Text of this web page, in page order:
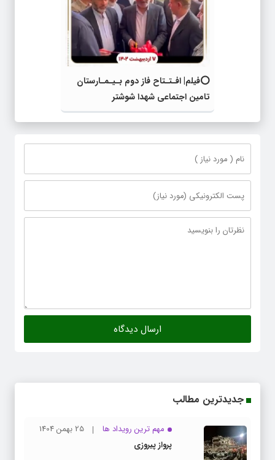
⭕️فیلم| افـتـتاح فاز دوم بـیـمـارستان
تامین اجتماعی شهدا شوشتر
جدیدترین مطالب
مهم ترین رویداد ها
25 بهمن 1404
پرواز پیروزی